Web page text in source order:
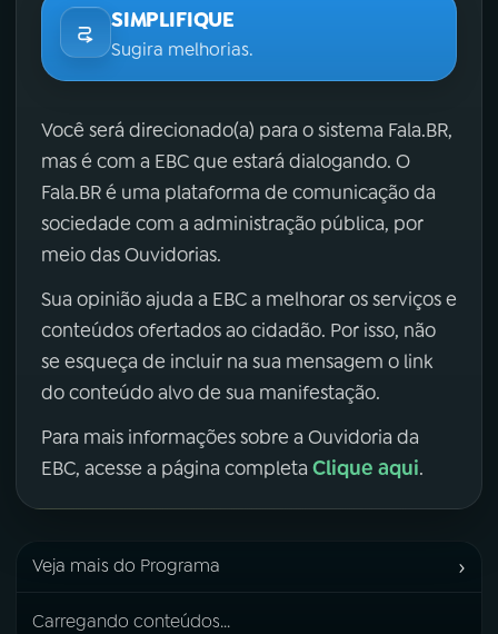
SIMPLIFIQUE
Sugira melhorias.
Você será direcionado(a) para o sistema Fala.BR,
mas é com a EBC que estará dialogando. O
Fala.BR é uma plataforma de comunicação da
sociedade com a administração pública, por
meio das Ouvidorias.
Sua opinião ajuda a EBC a melhorar os serviços e
conteúdos ofertados ao cidadão. Por isso, não
se esqueça de incluir na sua mensagem o link
do conteúdo alvo de sua manifestação.
Para mais informações sobre a Ouvidoria da
EBC, acesse a página completa Clique aqui.
Veja mais do Programa ›
Carregando conteúdos...